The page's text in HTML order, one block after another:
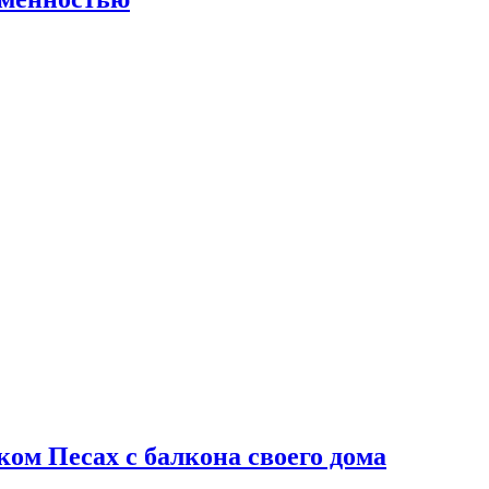
Песах с балкона своего дома